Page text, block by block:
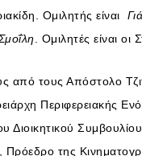
Ομιλητής είναι
. Ομιλητές είναι
από τους Απόστολο
Περιφερειακής
Διοικητικού
της